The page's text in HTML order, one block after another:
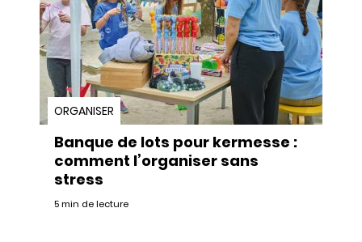
ORGANISER
Banque de lots pour kermesse :
comment l’organiser sans
stress
5 min de lecture